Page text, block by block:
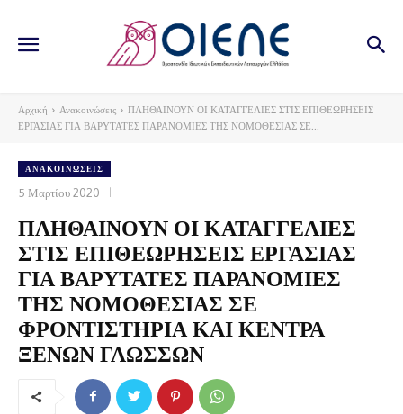
Αρχική Ανακοινώσεις
ΠΛΗΘΑΙΝΟΥΝ ΟΙ ΚΑΤΑΓΓΕΛΙΕΣ ΣΤΙΣ ΕΠΙΘΕΩΡΗΣΕΙΣ
ΕΡΓΑΣΙΑΣ ΓΙΑ ΒΑΡΥΤΑΤΕΣ ΠΑΡΑΝΟΜΙΕΣ ΤΗΣ ΝΟΜΟΘΕΣΙΑΣ ΣΕ...
ΑΝΑΚΟΙΝΏΣΕΙΣ
5 Μαρτίου 2020
ΠΛΗΘΑΙΝΟΥΝ ΟΙ ΚΑΤΑΓΓΕΛΙΕΣ
ΣΤΙΣ ΕΠΙΘΕΩΡΗΣΕΙΣ ΕΡΓΑΣΙΑΣ
ΓΙΑ ΒΑΡΥΤΑΤΕΣ ΠΑΡΑΝΟΜΙΕΣ
ΤΗΣ ΝΟΜΟΘΕΣΙΑΣ ΣΕ
ΦΡΟΝΤΙΣΤΗΡΙΑ ΚΑΙ ΚΕΝΤΡΑ
ΞΕΝΩΝ ΓΛΩΣΣΩΝ